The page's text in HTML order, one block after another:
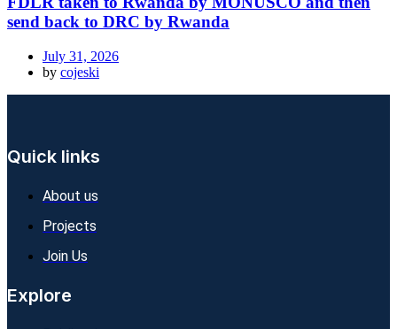
send back to DRC by Rwanda
July 31, 2026
by cojeski
Quick links
About us
Projects
Join Us
Explore